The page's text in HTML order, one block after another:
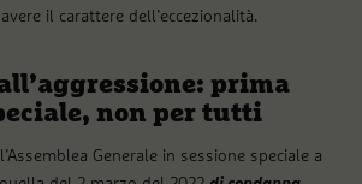
il carattere dell’eccezionalità.
prima
non per tutti
Generale in sessione speciale a